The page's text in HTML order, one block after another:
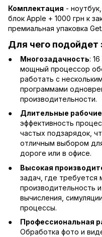
Комплектация - ноутбук,
блок Apple + 1000 грн к
премиальная упаковка
Для чего подойдет
Многозадачность:
мощный процессор
работать с
программами
производительности.
Длительные
эффективность
частых подзарядок,
отличным выбором
дороге или в офисе.
Высокая
задач, где требуется
производительность
вычисления,
процессы.
Профессиональная
Обработка фото и